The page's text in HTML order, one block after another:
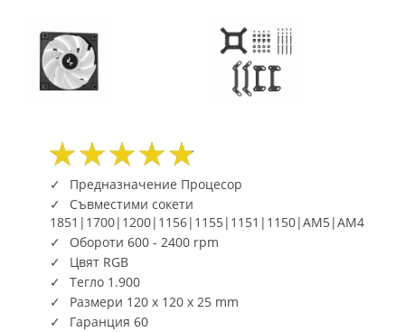
R-
LD240-
G-
1
(5858)
|
Fly.bg
Предназначение Процесор
Съвместими сокети
1851|1700|1200|1156|1155|1151|1150|AM5|AM4
Обороти 600 - 2400 rpm
Цвят RGB
Тегло 1.900
Размери 120 x 120 x 25 mm
Гаранция 60